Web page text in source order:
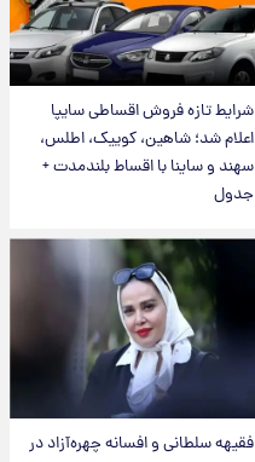
شرایط تازه فروش اقساطی سایپا
اعلام شد؛ شاهین، کوییک، اطلس،
سهند و ساینا با اقساط بلندمدت +
جدول
فقیهه سلطانی و افسانه چهره‌آزاد در